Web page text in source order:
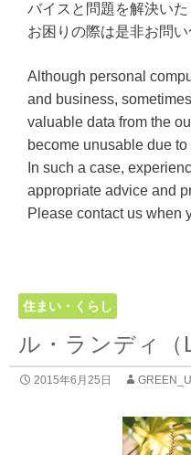
バイスと問題を解決いた
お困りの際は是非お問い
Although personal
and business,
valuable data from the
become unusable due
In such a case,
appropriate advice and
Please contact us when
住まい・くらし
ル・ランディ（
2015年6月25日